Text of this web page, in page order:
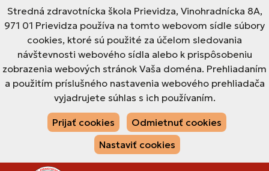
Stredná zdravotnícka škola Prievidza, Vinohradnícka 8A,
971 01 Prievidza používa na tomto webovom sídle súbory
cookies, ktoré sú použité za účelom sledovania
návštevnosti webového sídla alebo k prispôsobeniu
zobrazenia webových stránok Vaša doména. Prehliadaním
a použitím príslušného nastavenia webového prehliadača
vyjadrujete súhlas s ich používaním.
Prijať cookies
Odmietnuť cookies
Nastaviť cookies